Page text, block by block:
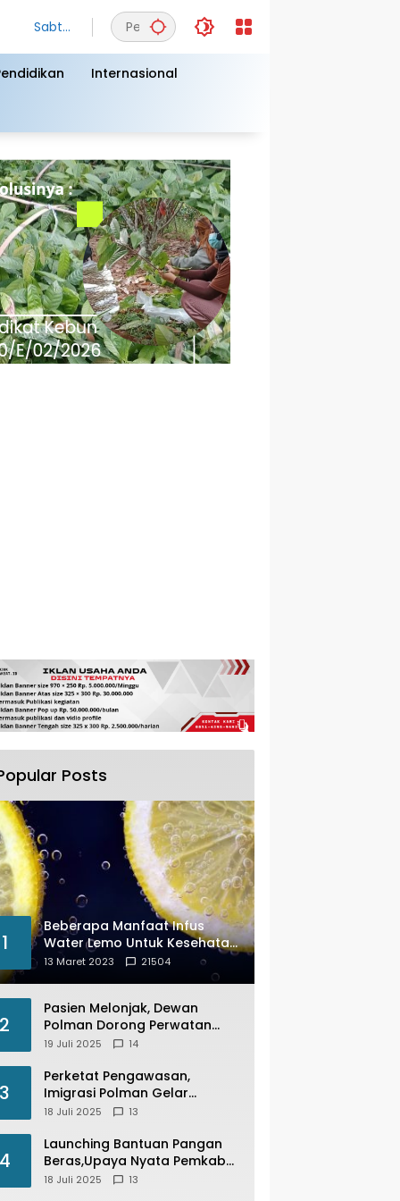
Sabtu,
Agust
us
Internasional
Posts
1
Beberapa Manfaat Infus
Water Lemo Untuk Kesehatan
Anda
13 Maret 2023 21504
2
Pasien Melonjak, Dewan
Polman Dorong Perwatan
Inap PKM Wonomulyo
19 Juli 2025 14
3
Perketat Pengawasan,
Imigrasi Polman Gelar
Operasi Pengawasan
Serentak disemua Daerah di
Indonesia
18 Juli 2025 13
4
Launching Bantuan Pangan
Beras,Upaya Nyata Pemkab
Polman Stabilkan Harga
18 Juli 2025 13